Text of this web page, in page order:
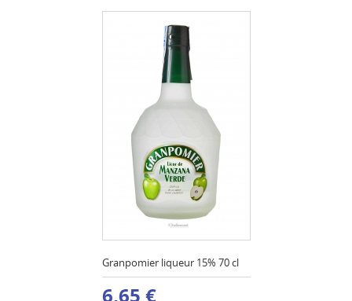
Granpomier liqueur 15% 70 cl